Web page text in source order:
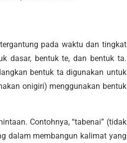
pada waktu dan tingkat
dasar, bentuk te, dan bentuk ta.
bentuk ta digunakan untuk
onigiri) menggunakan bentuk
Contohnya, “tabenai” (tidak
dalam membangun kalimat yang